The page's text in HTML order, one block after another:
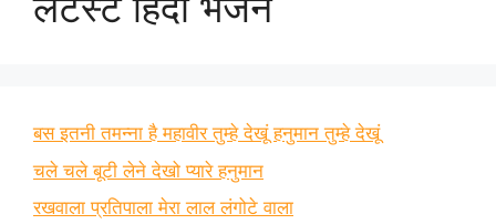
बस इतनी तमन्ना है महावीर तुम्हे देखूं हनुमान तुम्हे देखूं
चले चले बूटी लेने देखो प्यारे हनुमान
रखवाला प्रतिपाला मेरा लाल लंगोटे वाला